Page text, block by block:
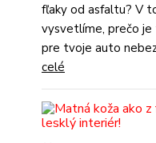
fľaky od asfaltu? V
vysvetlíme, prečo
pre tvoje auto
celé